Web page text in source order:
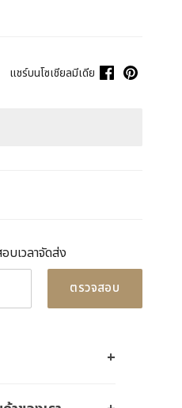
แชร์บนโซเชียลมีเดีย
เวลาจัดส่ง
ตรวจสอบ